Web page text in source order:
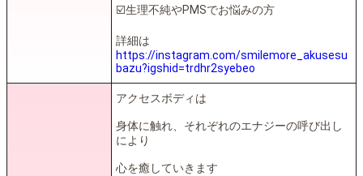
☑️生理不純やPMSでお悩みの方
詳細は
https://instagram.com/smilemore_akusesu
bazu?igshid=trdhr2syebeo
アクセスボディは
身体に触れ、それぞれのエナジーの呼び出し
により
心を癒していきます